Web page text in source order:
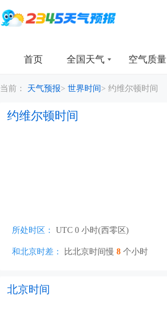
首页 全国天气 空气质量
当前： 天气预报> 世界时间 > 约维尔顿时间
约维尔顿时间
所处时区： UTC 0 小时(西零区)
和北京时差： 比北京时间慢 8 个小时
北京时间